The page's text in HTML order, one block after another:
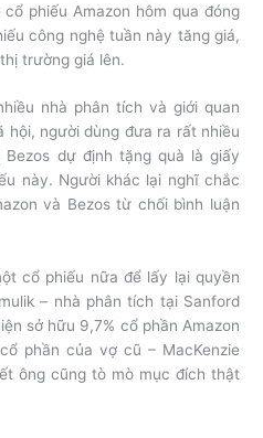
phiếu Amazon hôm qua đóng
công nghệ tuần này tăng giá,
trường giá lên.
nhà phân tích và giới quan
hội, người dùng đưa ra rất nhiều
dự định tặng quà là giấy
này. Người khác lại nghĩ chắc
và Bezos từ chối bình luận
cổ phiếu nữa để lấy lại quyền
– nhà phân tích tại Sanford
sở hữu 9,7% cổ phần Amazon
phần của vợ cũ – MacKenzie
ông cũng tò mò mục đích thật